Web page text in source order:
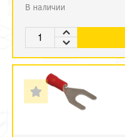
В наличии